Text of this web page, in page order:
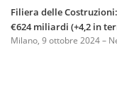
Filiera delle
€624 miliardi (+4,2 in
Milano, 9 ottobre 2024 –